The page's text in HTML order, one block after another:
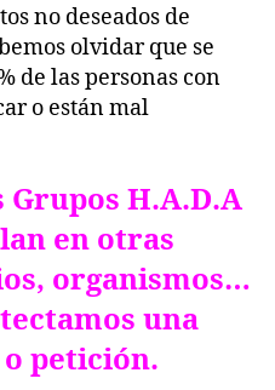
no deseados de
olvidar que se
de las personas con
o están mal
H.A.D.A
en otras
organismos…
una
petición.